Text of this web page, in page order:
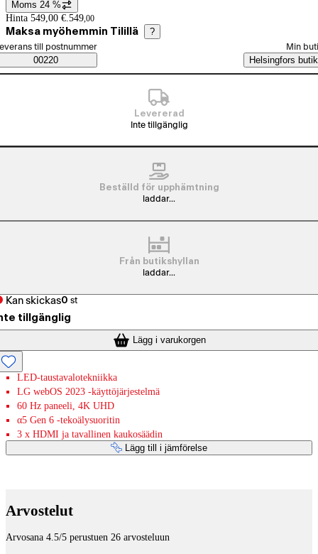
Prisinformation
Moms 24 %
Hinta 549,00 €. 549,00
Maksa myöhemmin Tilillä ?
Saatavuustiedot
beställningssätt
till postnummer
00220
Min
Helsingfors butik
Levererad
Inte tillgänglig
Beställd för upphämtning
laddar...
Från butikshyllan
laddar...
Kan skickas0 st
tillgänglig
Lägg i varukorgen
LED-taustavalotekniikka
LG webOS 2023 -käyttöjärjestelmä
60 Hz paneeli, 4K UHD
α5 Gen 6 -tekoälysuoritin
3 x HDMI ja tavallinen kaukosäädin
Lägg till i jämförelse
Arvostelut
Arvosana 4.5/5 perustuen 26 arvosteluun